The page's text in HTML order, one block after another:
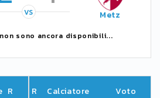
VS Metz
sono ancora disponibili...
R R Calciatore Voto